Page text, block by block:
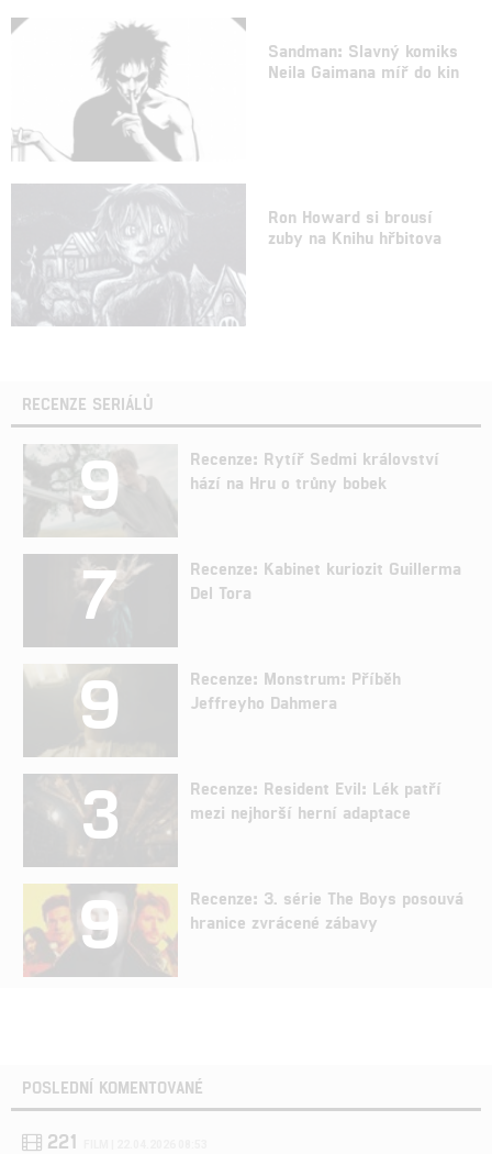
Sandman: Slavný komiks
Neila Gaimana míř do kin
Ron Howard si brousí
zuby na Knihu hřbitova
RECENZE SERIÁLŮ
9
Recenze: Rytíř Sedmi království
hází na Hru o trůny bobek
7
Recenze: Kabinet kuriozit Guillerma
Del Tora
9
Recenze: Monstrum: Příběh
Jeffreyho Dahmera
3
Recenze: Resident Evil: Lék patří
mezi nejhorší herní adaptace
9
Recenze: 3. série The Boys posouvá
hranice zvrácené zábavy
POSLEDNÍ KOMENTOVANÉ
221